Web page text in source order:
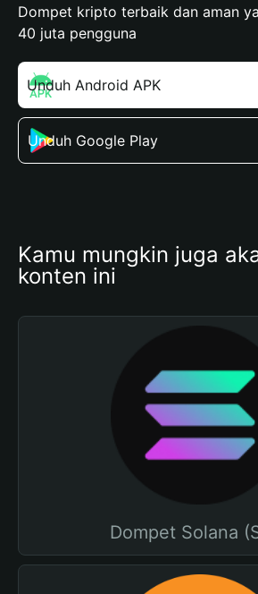
Dompet kripto terbaik dan aman
40 juta pengguna
Unduh Android APK
Unduh Google Play
Kamu mungkin juga
konten ini
Dompet Solana